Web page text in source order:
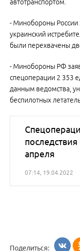
автотранспортом.
- Минобороны России
украинский
были перехвачены
- Минобороны РФ
спецоперации 2 353
данным ведомства,
беспилотных
апреля
07:14, 19.04.2022
Поделиться: